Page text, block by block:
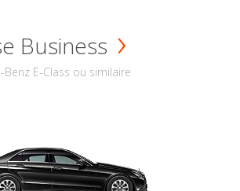
Business
Benz E-Class ou similaire